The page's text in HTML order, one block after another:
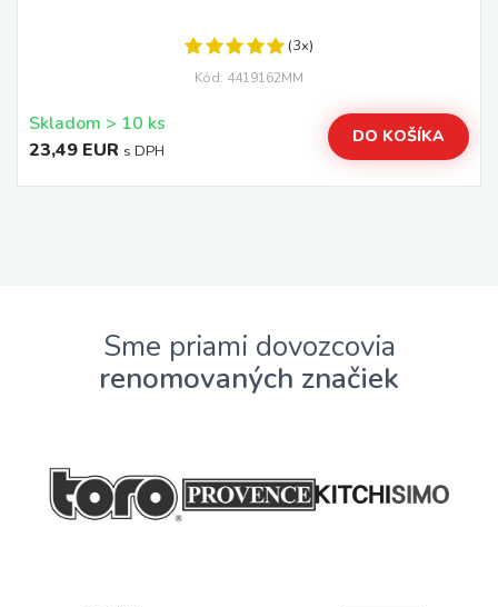
(3x)
Kód: 4419162MM
Skladom > 10 ks
23,49 EUR s DPH
DO KOŠÍKA
Sme priami dovozcovia
renomovaných značiek